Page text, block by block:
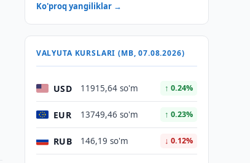
Ko'proq yangiliklar →
VALYUTA KURSLARI (MB, 07.08.2026)
USD 11915,64 so'm ↑ 0.24%
EUR 13749,46 so'm ↑ 0.23%
RUB 146,19 so'm ↓ 0.12%